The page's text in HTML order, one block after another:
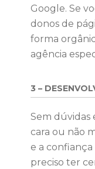
Google. Se
donos de
forma
agência
3 –
Sem dúvidas
cara ou não
e a
preciso ter